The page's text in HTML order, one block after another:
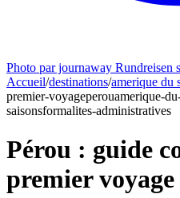
Photo par journaway Rundreisen
Accueil/destinations/amerique du
premier-voyageperouamerique-
saisonsformalites-administratives
Pérou : guide
premier voyage